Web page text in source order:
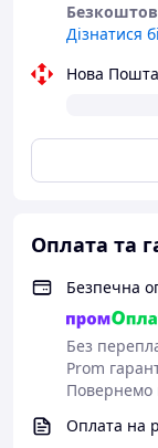
Дізнатися
Нова Пошта
Оплата та
Безпечна
Без
Prom
Повернемо
Оплата на